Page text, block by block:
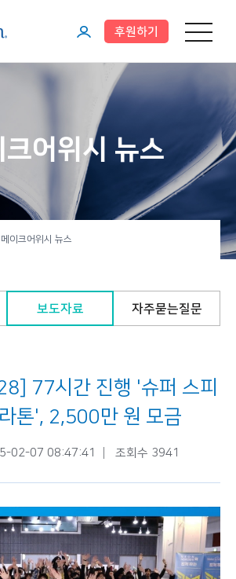
메뉴 열기
이
이
지
후원하기
크어위시 뉴스
메이크어위시 뉴스
보도자료 자주묻는질문
77시간 진행 '슈퍼 스피
톤', 2,500만 원 모금
02-07 08:47:41 조회수 3941